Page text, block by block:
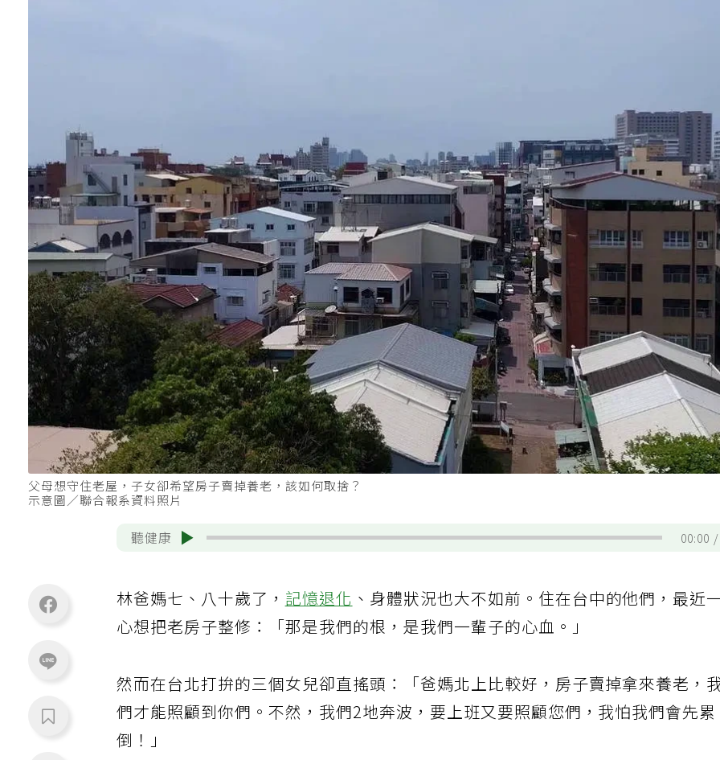
父母想守住老屋，子女卻希望房子賣掉養老，該如何取捨？
示意圖／聯合報系資料照片
聽健康 00:00
林爸媽七、八十歲了，記憶退化 、身體狀況也大不如前。住在台中的他們，最近
心想把老房子整修：「那是我們的根，是我們一輩子的心血。」
然而在台北打拚的三個女兒卻直搖頭：「爸媽北上比較好，房子賣掉拿來養老，
們才能照顧到你們。不然，我們2地奔波，要上班又要照顧您們，我怕我們會先累
倒！」